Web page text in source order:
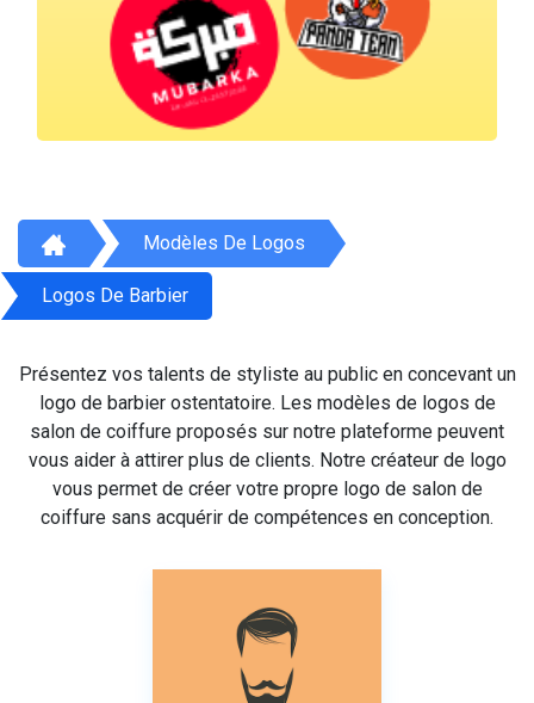
Modèles De Logos
Logos De Barbier
Présentez vos talents de styliste au public en concevant un
logo de barbier ostentatoire. Les modèles de logos de
salon de coiffure proposés sur notre plateforme peuvent
vous aider à attirer plus de clients. Notre créateur de logo
vous permet de créer votre propre logo de salon de
coiffure sans acquérir de compétences en conception.